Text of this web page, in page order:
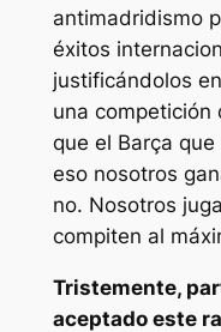
antimadridismo
éxitos
justificándolos
una competición
que el Barça
eso nosotros
no. Nosotros
compiten al
Tristemente,
aceptado este